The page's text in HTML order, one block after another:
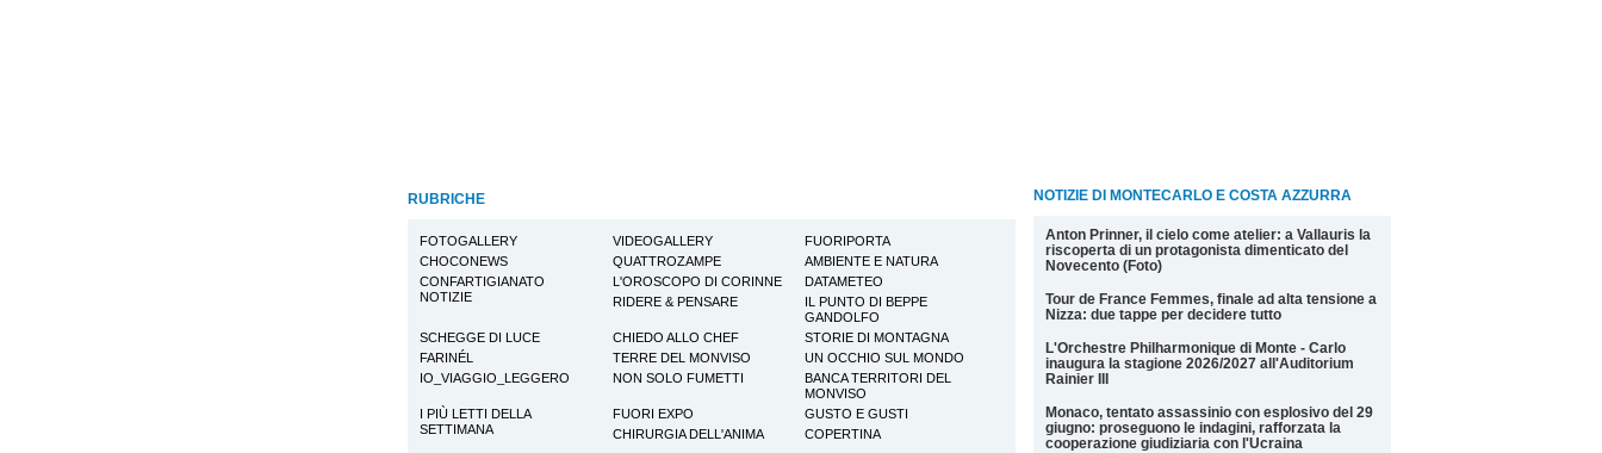
NOTIZIE DI MONTECARLO E COSTA AZZURRA
Anton Prinner, il cielo come atelier: a Vallauris la
riscoperta di un protagonista dimenticato del
Novecento (Foto)
Tour de France Femmes, finale ad alta tensione a
Nizza: due tappe per decidere tutto
L'Orchestre Philharmonique di Monte - Carlo
inaugura la stagione 2026/2027 all'Auditorium
Rainier III
Monaco, tentato assassinio con esplosivo del 29
giugno: proseguono le indagini, rafforzata la
cooperazione giudiziaria con l'Ucraina
RUBRICHE
FOTOGALLERY VIDEOGALLERY
FUORIPORTA
CHOCONEWS
QUATTROZAMPE
AMBIENTE E NATURA
CONFARTIGIANATO
NOTIZIE
L'OROSCOPO DI CORINNE
DATAMETEO
RIDERE & PENSARE
IL PUNTO DI BEPPE
GANDOLFO
SCHEGGE DI LUCE
CHIEDO ALLO CHEF
STORIE DI MONTAGNA
FARINÉL
TERRE DEL MONVISO
UN OCCHIO SUL MONDO
IO_VIAGGIO_LEGGERO
NON SOLO FUMETTI
BANCA TERRITORI DEL
MONVISO
I PIÙ LETTI DELLA
SETTIMANA
FUORI EXPO
GUSTO E GUSTI
CHIRURGIA DELL'ANIMA
COPERTINA